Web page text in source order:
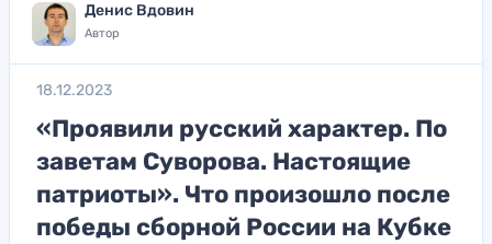
Денис Вдовин
Автор
18.12.2023
«Проявили русский характер. По
заветам Суворова. Настоящие
патриоты». Что произошло после
победы сборной России на Кубке